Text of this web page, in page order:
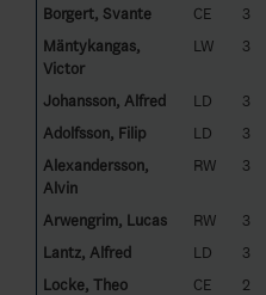
Borgert, Svante
CE 3
Mäntykangas,
Victor
LW 3
Johansson, Alfred LD 3
Adolfsson, Filip
LD 3
Alexandersson,
Alvin
RW 3
Arwengrim, Lucas RW 3
Lantz, Alfred
LD 3
Locke, Theo
CE 2